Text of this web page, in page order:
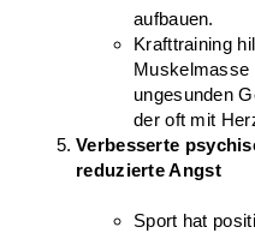
aufbauen.
Krafttraining
Muskelmasse
ungesunden
der oft mit
Verbesserte
reduzierte Angst
Sport hat